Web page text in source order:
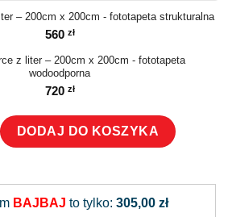
– 200cm x 200cm - fototapeta strukturalna
560 zł
z liter – 200cm x 200cm - fototapeta
wodoodporna
720 zł
serce z liter
DODAJ DO KOSZYKA
BAJBAJ to tylko: 305,00 zł